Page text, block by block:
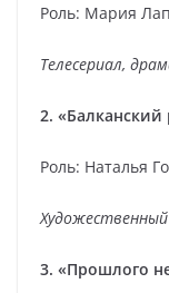
Роль: Мария
Телесериал,
2. «Балканский
Роль: Наталья
3. «Прошлого